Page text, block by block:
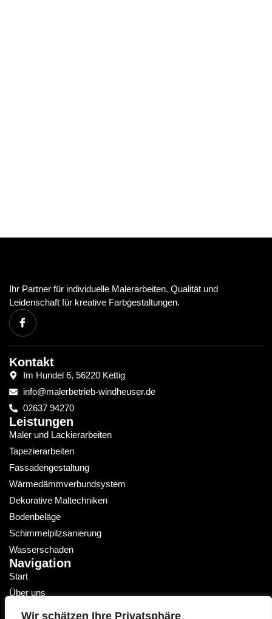
Wir schätzen Ihre Privatsphäre
Ihr Partner für individuelle Malerarbeiten. Qualität und
Leidenschaft für kreative Farbgestaltungen.
Kontakt
Im Hundel 6, 56220 Kettig
info@malerbetrieb-windheuser.de
02637 94270
Leistungen
Maler und Lackierarbeiten
Tapezierarbeiten
Fassadengestaltung
Wärmedämmverbundsystem
Dekorative Maltechniken
Bodenbeläge
Schimmelpilzsanierung
Wasserschaden
Navigation
Start
Über uns